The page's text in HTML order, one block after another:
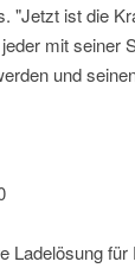
"Jetzt ist die
mit seiner
und
Ladelösung für